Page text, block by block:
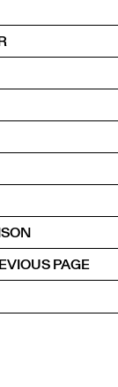
PAGE